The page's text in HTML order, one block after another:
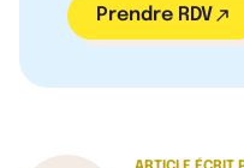
Prendre RDV